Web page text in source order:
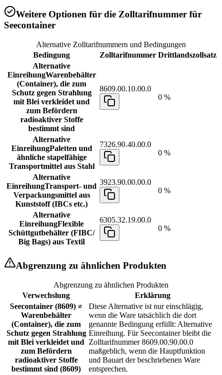
Weitere Optionen für die Zolltarifnummer für
Seecontainer
Alternative Zolltarifnummern und Bedingungen
Bedingung
Zolltarifnummer Drittlandszollsatz
Alternative
EinreihungWarenbehälter
(Container), die zum
Schutz gegen Strahlung
mit Blei verkleidet und
zum Befördern
radioaktiver Stoffe
bestimmt sind
8609.00.10.00.0
0 %
Alternative
EinreihungPaletten und
ähnliche stapelfähige
Transportmittel aus Stahl
7326.90.40.00.0
0 %
Alternative
EinreihungTransport- und
Verpackungsmittel aus
Kunststoff (IBCs etc.)
3923.90.00.00.0
0 %
Alternative
EinreihungFlexible
Schüttgutbehälter (FIBC/
Big Bags) aus Textil
6305.32.19.00.0
0 %
Abgrenzung zu ähnlichen Produkten
Abgrenzung zu ähnlichen Produkten
Verwechslung
Erklärung
Seecontainer (8609) ≠
Warenbehälter
(Container), die zum
Schutz gegen Strahlung
mit Blei verkleidet und
zum Befördern
radioaktiver Stoffe
bestimmt sind (8609)
Diese Alternative ist nur einschlägig,
wenn die Ware tatsächlich die dort
genannte Bedingung erfüllt: Alternative
Einreihung. Für Seecontainer bleibt die
Zolltarifnummer 8609.00.90.00.0
maßgeblich, wenn die Hauptfunktion
und Bauart der beschriebenen Ware
entsprechen.